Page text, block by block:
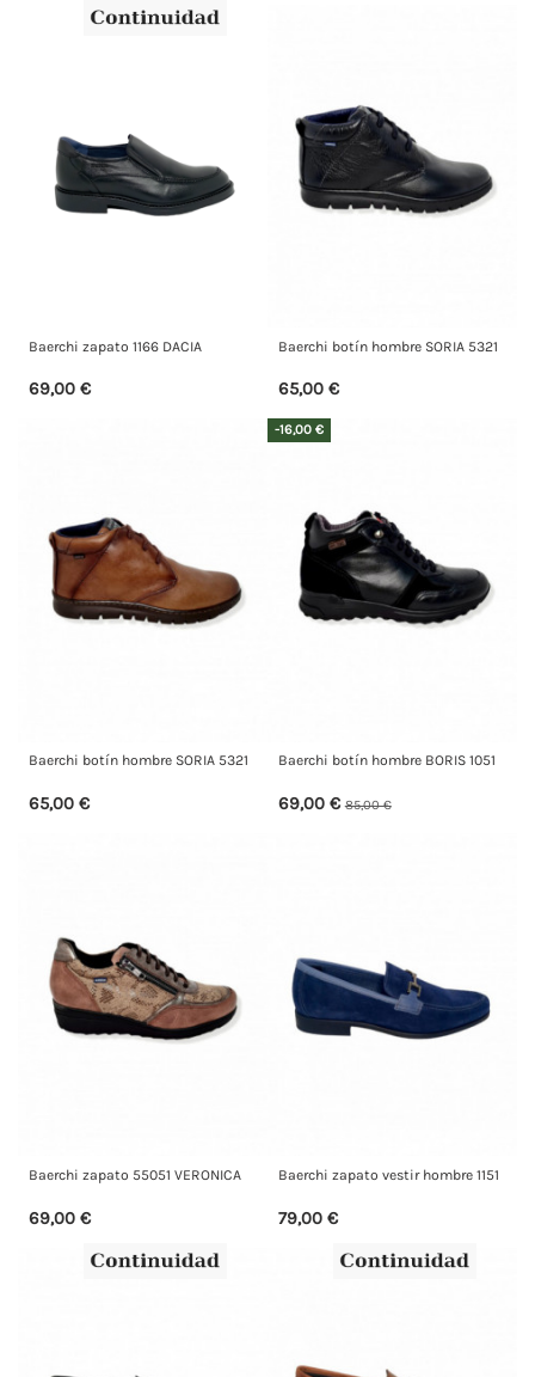
Baerchi zapato 1166 DACIA
69,00 €
Baerchi botín hombre SORIA 5321
65,00 €
Baerchi botín hombre SORIA 5321
65,00 €
-16,00 €
Baerchi botín hombre BORIS 1051
69,00 €85,00 €
Baerchi zapato 55051 VERONICA
69,00 €
Baerchi zapato vestir hombre 1151
79,00 €